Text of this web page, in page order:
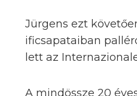
Jürgens ezt
ificsapataiban
lett az
A mindössze 20